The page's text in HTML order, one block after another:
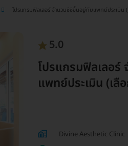
โปรแกรมฟิลเลอร์ จำนวนซีซีขึ้นอยู่กับแพทย์ประเมิน
5.0
โปรแกรมฟิลเลอร์
แพทย์ประเมิน (เลื
Divine Aesthetic Clinic